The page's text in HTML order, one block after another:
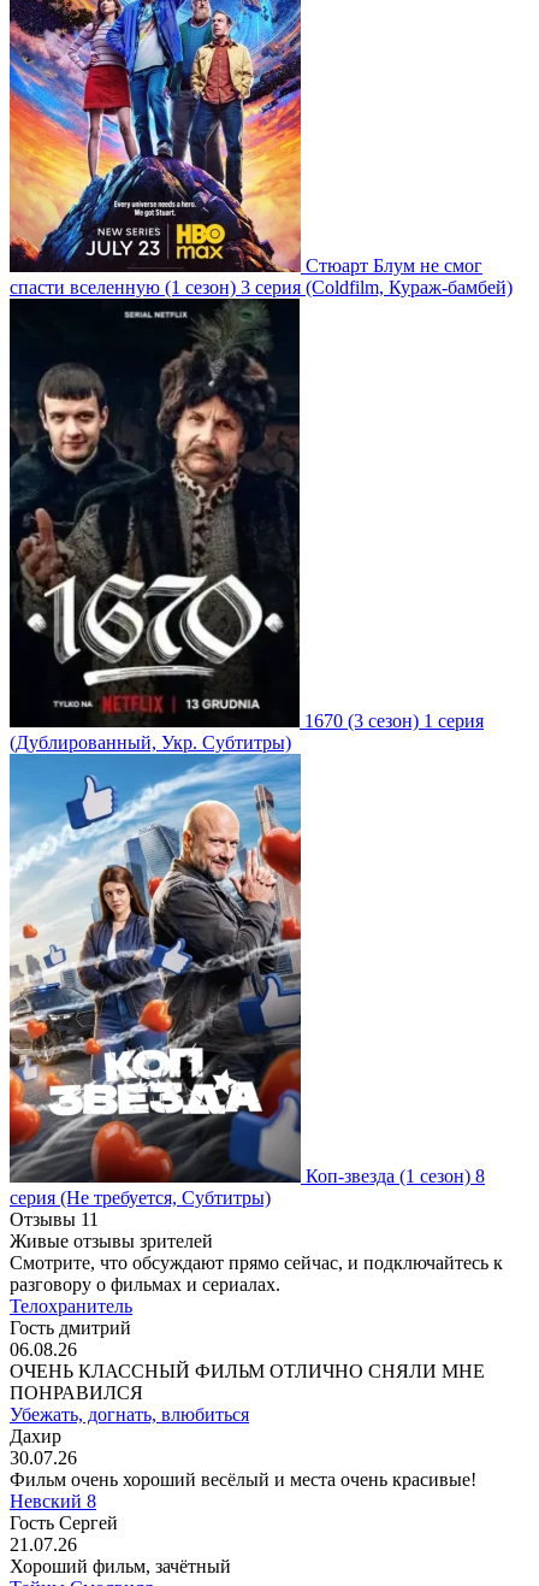
Стюарт Блум не смог
спасти вселенную (1 сезон) 3 серия (Coldfilm, Кураж-бамбей)
1670 (3 сезон) 1 серия
(Дублированный, Укр. Субтитры)
Коп-звезда (1 сезон) 8
серия (Не требуется, Субтитры)
Отзывы 11
Живые отзывы зрителей
Смотрите, что обсуждают прямо сейчас, и подключайтесь к
разговору о фильмах и сериалах.
Телохранитель
Гость дмитрий
06.08.26
ОЧЕНЬ КЛАССНЫЙ ФИЛЬМ ОТЛИЧНО СНЯЛИ МНЕ
ПОНРАВИЛСЯ
Убежать, догнать, влюбиться
Дахир
30.07.26
Фильм очень хороший весёлый и места очень красивые!
Невский 8
Гость Сергей
21.07.26
Хороший фильм, зачётный